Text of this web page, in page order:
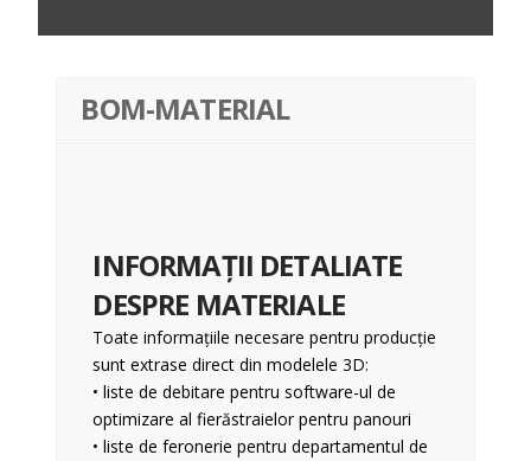
BOM-MATERIAL
INFORMAȚII DETALIATE
DESPRE MATERIALE
Toate informațiile necesare pentru producție
sunt extrase direct din modelele 3D:
• liste de debitare pentru software-ul de
optimizare al fierăstraielor pentru panouri
• liste de feronerie pentru departamentul de